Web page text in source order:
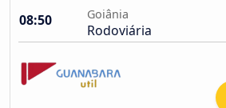
08:50
Goiânia
Rodoviária